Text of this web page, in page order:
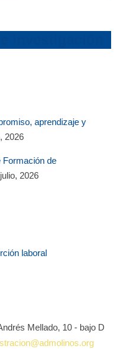
aprendizaje y
2026
Formación de
2026
laboral
Mellado, 10 - bajo D